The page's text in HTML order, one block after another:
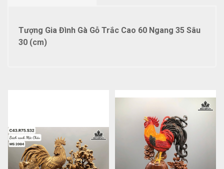
Tượng Gia Đình Gà Gỗ Trắc Cao 60 Ngang 35 Sâu
30 (cm)